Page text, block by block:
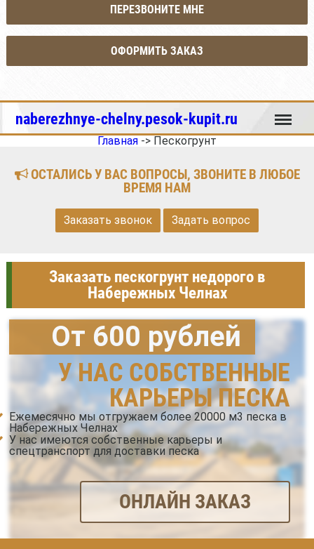
ПЕРЕЗВОНИТЕ МНЕ
ОФОРМИТЬ ЗАКАЗ
naberezhnye-chelny.pesok-kupit.ru Меню
Главная -> Пескогрунт
ОСТАЛИСЬ У ВАС ВОПРОСЫ, ЗВОНИТЕ В ЛЮБОЕ
ВРЕМЯ НАМ
Заказать звонок Задать вопрос
Заказать пескогрунт недорого в
Набережных Челнах
От 600 рублей
У НАС СОБСТВЕННЫЕ
КАРЬЕРЫ ПЕСКА
Ежемесячно мы отгружаем более 20000 м3 песка в
Набережных Челнах
У нас имеются собственные карьеры и
спецтранспорт для доставки песка
ОНЛАЙН ЗАКАЗ